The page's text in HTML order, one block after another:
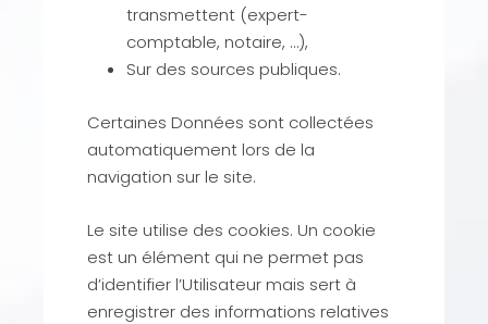
transmettent (expert-
comptable, notaire, …),
Sur des sources publiques.
Certaines Données sont collectées
automatiquement lors de la
navigation sur le site.
Le site utilise des cookies. Un cookie
est un élément qui ne permet pas
d’identifier l’Utilisateur mais sert à
enregistrer des informations relatives